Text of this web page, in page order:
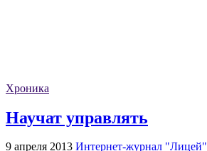
Хроника
Научат управлять
9 апреля 2013 Интернет-журнал "Лицей"